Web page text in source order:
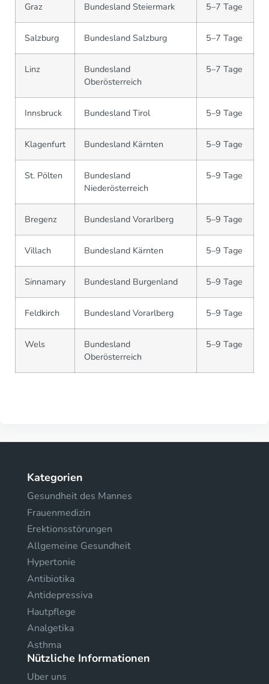
Graz Bundesland Steiermark 5–7 Tage
Salzburg Bundesland Salzburg 5–7 Tage
Linz
Bundesland
Oberösterreich
5–7 Tage
Innsbruck Bundesland Tirol 5–9 Tage
Klagenfurt Bundesland Kärnten 5–9 Tage
St. Pölten
Bundesland
Niederösterreich
5–9 Tage
Bregenz Bundesland Vorarlberg 5–9 Tage
Villach Bundesland Kärnten 5–9 Tage
Sinnamary Bundesland Burgenland 5–9 Tage
Feldkirch Bundesland Vorarlberg 5–9 Tage
Wels
Bundesland
Oberösterreich
5–9 Tage
Kategorien
Gesundheit des Mannes
Frauenmedizin
Erektionsstörungen
Allgemeine Gesundheit
Hypertonie
Antibiotika
Antidepressiva
Hautpflege
Analgetika
Asthma
Nützliche Informationen
Uber uns